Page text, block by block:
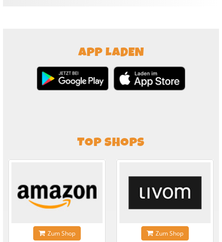
APP LADEN
TOP SHOPS
Zum Shop Zum Shop